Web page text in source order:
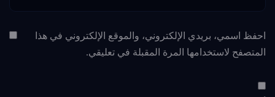
احفظ اسمي، بريدي الإلكتروني، والموقع الإلكتروني في هذا
المتصفح لاستخدامها المرة المقبلة في تعليقي.